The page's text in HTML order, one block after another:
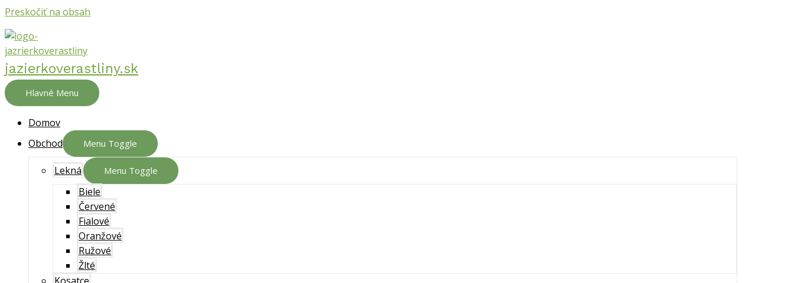
Preskočiť na obsah
jazierkoverastliny.sk
Hlavné Menu
Domov
Obchod
Menu Toggle
Lekná Menu Toggle
Biele
Červené
Fialové
Oranžové
Ružové
Žlté